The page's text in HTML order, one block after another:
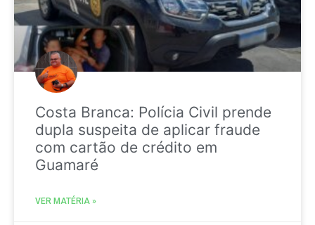
Costa Branca: Polícia Civil prende
dupla suspeita de aplicar fraude
com cartão de crédito em
Guamaré
VER MATÉRIA »